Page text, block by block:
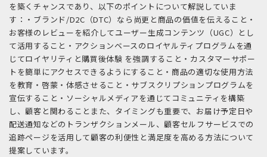
を築くチャンスであり、以下のポイントについて解説していま
す：・ブランド/D2C（DTC）なら尚更と商品の価値を伝えること・
お客様のレビューを紹介してユーザー生成コンテンツ（UGC）とし
て活用すること・アクションベースのロイヤルティプログラムを通
じてロイヤリティと購買後体験 を強調すること・カスタマーサポー
トを簡単にアクセスできるようにすること・商品の適切な使用方法
を教育・啓蒙・体感させること・サブスクリプションプログラムを
宣伝すること・ソーシャルメディアを通じてコミュニティを構築
し、顧客と関わることまた、タイミングも重要で、お届け予定日や
配送通知などのトランザクションメール、顧客セルフサービスでの
追跡ページを活用して顧客の利便性と満足度を高める方法について
提案しています。